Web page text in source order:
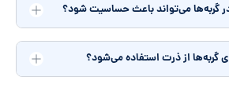
گربه‌ها می‌تواند باعث حساسیت شود؟
گربه‌ها از ذرت استفاده می‌شود؟